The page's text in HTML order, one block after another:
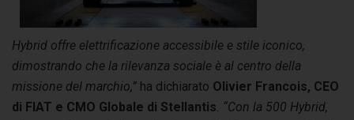
Hybrid offre elettrificazione accessibile e stile iconico,
dimostrando che la rilevanza sociale è al centro della
missione del marchio,” ha dichiarato Olivier Francois, CEO
di FIAT e CMO Globale di Stellantis . “Con la 500 Hybrid,